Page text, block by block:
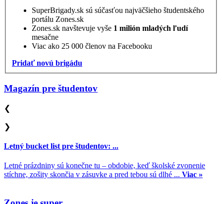
SuperBrigady.sk sú súčasťou najväčšieho študentského
portálu Zones.sk
Zones.sk navštevuje vyše 1 milión mladých ľudí
mesačne
Viac ako 25 000 členov na Facebooku
Pridať novú brigádu
Magazín pre študentov
❮
❯
Letný bucket list pre študentov: ...
Letné prázdniny sú konečne tu – obdobie, keď školské zvonenie
stíchne, zošity skončia v zásuvke a pred tebou sú dlhé ... Viac »